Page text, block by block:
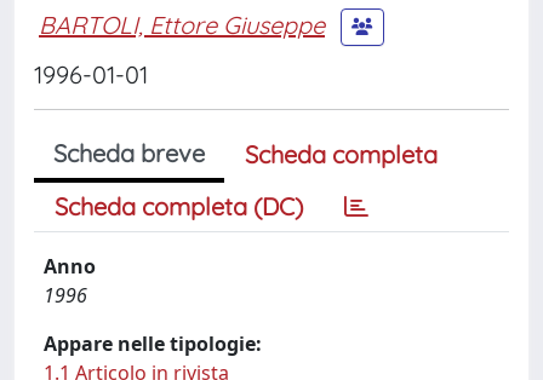
BARTOLI, Ettore Giuseppe
1996-01-01
Scheda breve
Scheda completa
Scheda completa (DC)
Anno
1996
Appare nelle tipologie:
1.1 Articolo in rivista